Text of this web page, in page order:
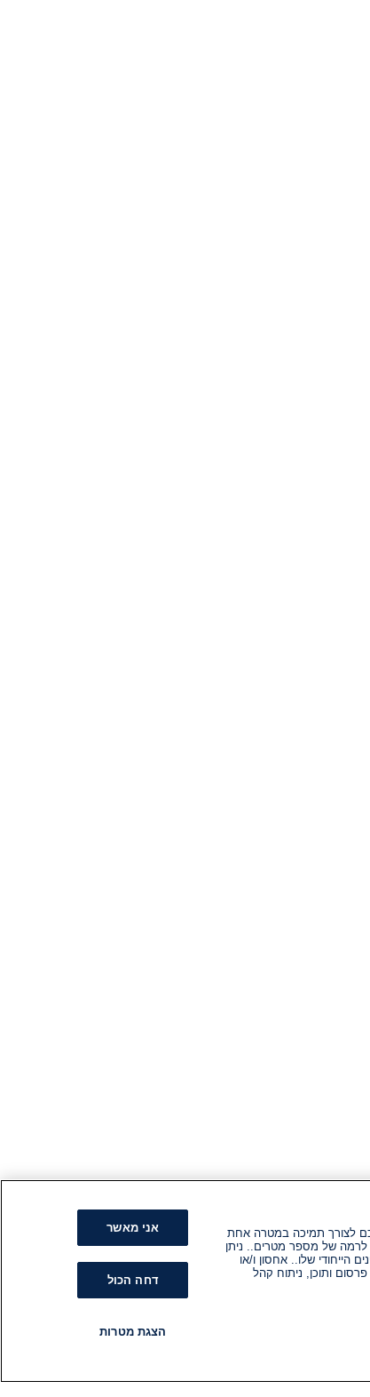
לצורך תמיכה במטרה אחת
לרמה של מספר מטרים.. ניתן
שלו.. אחסון ו/או
ותוכן, ניתוח קהל
אני מאשר
דחה הכול
הצגת מטרות